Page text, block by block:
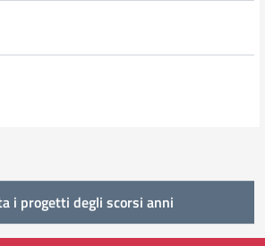
i progetti degli scorsi anni